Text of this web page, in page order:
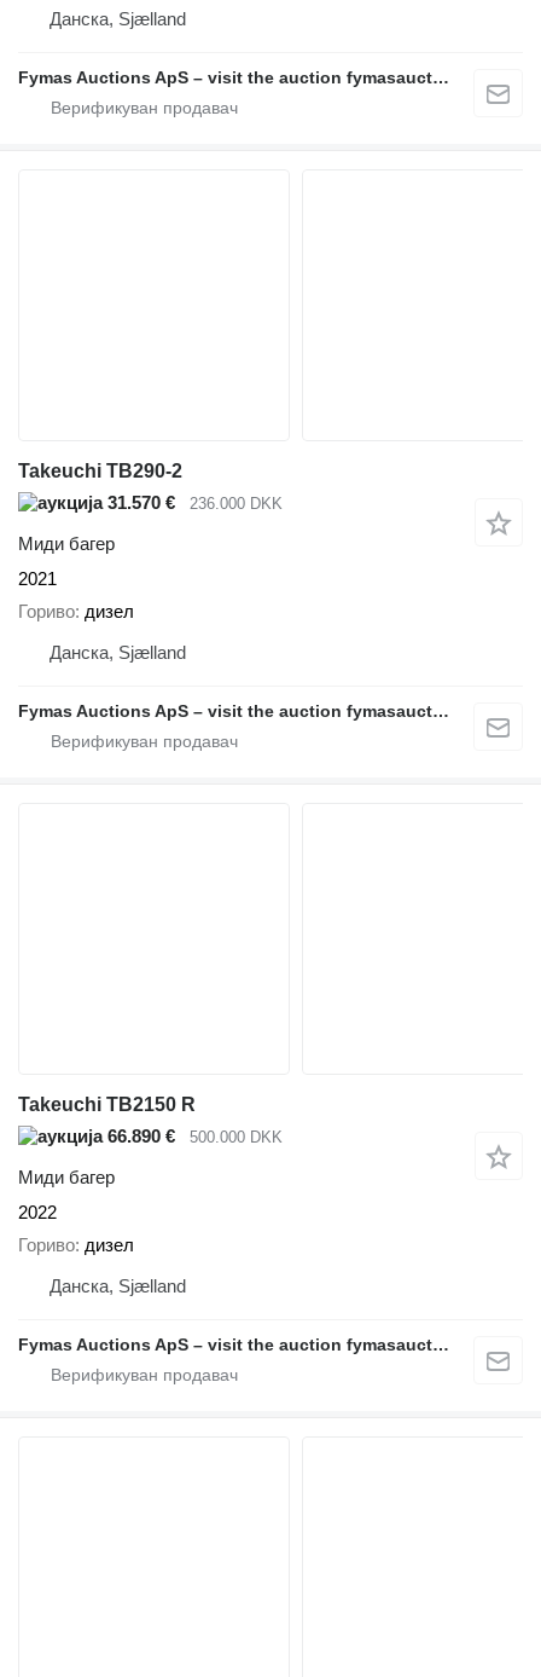
Данска, Sjælland
Fymas Auctions ApS – visit the auction fymasauctions.dk
Takeuchi TB290-2
31.570 €
236.000 DKK
Миди багер
2021
Гориво дизел
Данска, Sjælland
Fymas Auctions ApS – visit the auction fymasauctions.dk
Takeuchi TB2150 R
66.890 €
500.000 DKK
Миди багер
2022
Гориво дизел
Данска, Sjælland
Fymas Auctions ApS – visit the auction fymasauctions.dk